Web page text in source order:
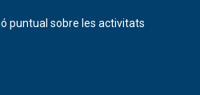
puntual sobre les activitats